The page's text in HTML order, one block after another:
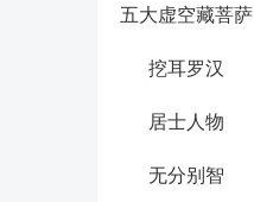
五大虚空藏菩萨
挖耳罗汉
居士人物
无分别智